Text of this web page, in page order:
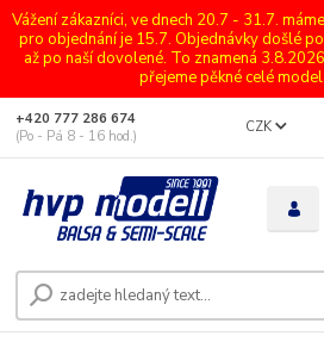
Vážení zákazníci, ve dnech 20.7 - 31.7.
pro objednání je 15.7. Objednávky došlé
až po naší dovolené. To znamená
přejeme pěkné celé
CZK
+420 777 286 674
(Po - Pá 8 - 16 hod.)